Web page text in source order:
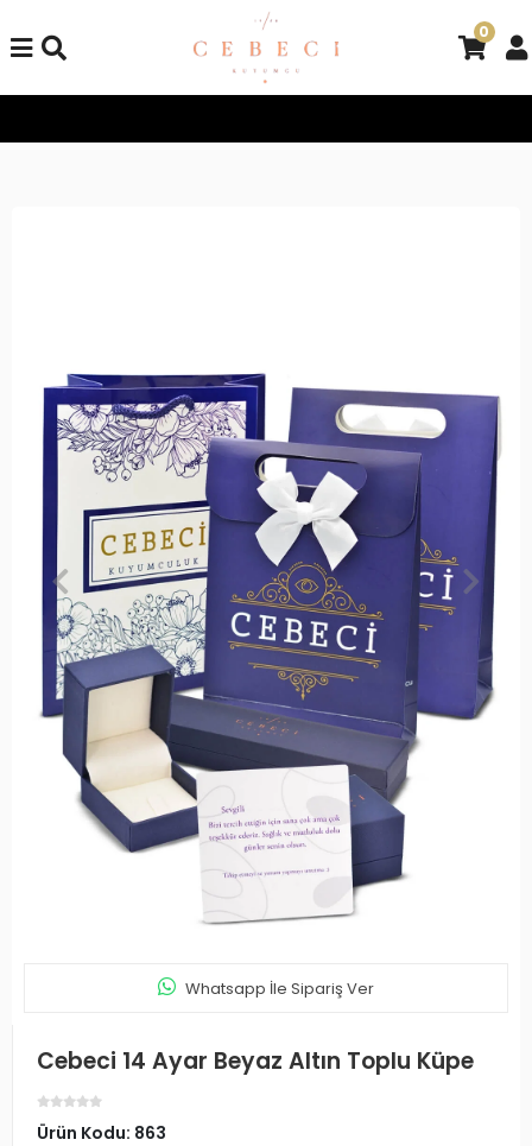
0
Whatsapp İle Sipariş Ver
Cebeci 14 Ayar Beyaz Altın Toplu Küpe
Ürün Kodu: 863